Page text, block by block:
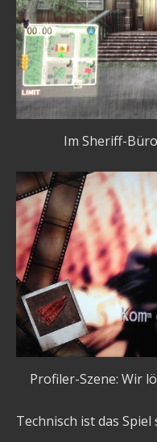
Im Sheriff-
Profiler-Szene: Wir
Technisch ist das Spiel